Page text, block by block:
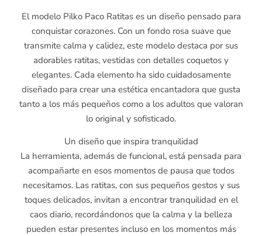
El modelo Pilko Paco Ratitas es un diseño pensado para
conquistar corazones. Con un fondo rosa suave que
transmite calma y calidez, este modelo destaca por sus
adorables ratitas, vestidas con detalles coquetos y
elegantes. Cada elemento ha sido cuidadosamente
diseñado para crear una estética encantadora que gusta
tanto a los más pequeños como a los adultos que valoran
lo original y sofisticado.
Un diseño que inspira tranquilidad
La herramienta, además de funcional, está pensada para
acompañarte en esos momentos de pausa que todos
necesitamos. Las ratitas, con sus pequeños gestos y sus
toques delicados, invitan a encontrar tranquilidad en el
caos diario, recordándonos que la calma y la belleza
pueden estar presentes incluso en los momentos más